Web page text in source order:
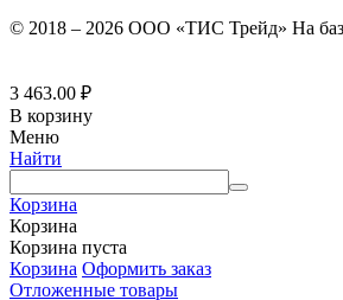
© 2018 – 2026 ООО «ТИС Трейд» На
3 463.00 ₽
В корзину
Меню
Найти
Корзина
Корзина
Корзина пуста
Корзина Оформить заказ
Отложенные товары